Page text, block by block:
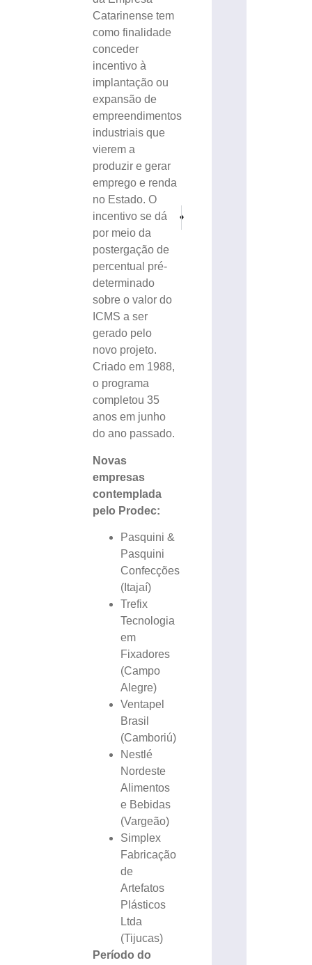
Catarinense tem
como finalidade
conceder
incentivo à
implantação ou
expansão de
empreendimentos
industriais que
vierem a
produzir e gerar
emprego e renda
no Estado. O
incentivo se dá
por meio da
postergação de
percentual pré-
determinado
sobre o valor do
ICMS a ser
gerado pelo
novo projeto.
Criado em 1988,
o programa
completou 35
anos em junho
do ano passado.
Novas
empresas
contemplada
pelo Prodec:
Pasquini &
Pasquini
Confecções
(Itajaí)
Trefix
Tecnologia
em
Fixadores
(Campo
Alegre)
Ventapel
Brasil
(Camboriú)
Nestlé
Nordeste
Alimentos
e Bebidas
(Vargeão)
Simplex
Fabricação
de
Artefatos
Plásticos
Ltda
(Tijucas)
Período do
PRÓXIMO